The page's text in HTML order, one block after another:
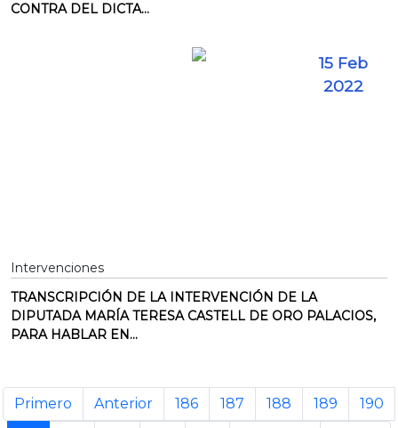
CONTRA DEL DICTA...
15 Feb
2022
Intervenciones
TRANSCRIPCIÓN DE LA INTERVENCIÓN DE LA
DIPUTADA MARÍA TERESA CASTELL DE ORO PALACIOS,
PARA HABLAR EN...
Primero Anterior 186 187 188 189
190